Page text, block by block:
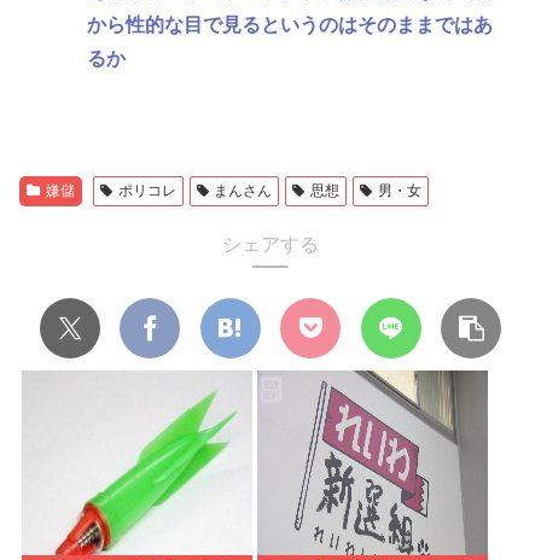
から性的な目で見るというのはそのままではあ
るか
嫌儲 ポリコレ まんさん 思想 男・女
シェアする